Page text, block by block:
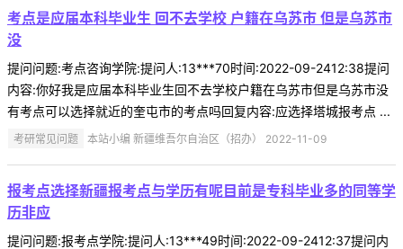
考点是应届本科毕业生 回不去学校 户籍在乌苏市 但是乌苏市
没
提问问题:考点咨询学院:提问人:13***70时间:2022-09-2412:38提问
内容:你好我是应届本科毕业生回不去学校户籍在乌苏市但是乌苏市没
有考点可以选择就近的奎屯市的考点吗回复内容:应选择塔城报考点 ...
考研常见问题 本站小编 新疆维吾尔自治区（招办） 2022-11-09
报考点选择新疆报考点与学历有呢目前是专科毕业多的同等学
历非应
提问问题:报考点学院:提问人:13***49时间:2022-09-2412:37提问内